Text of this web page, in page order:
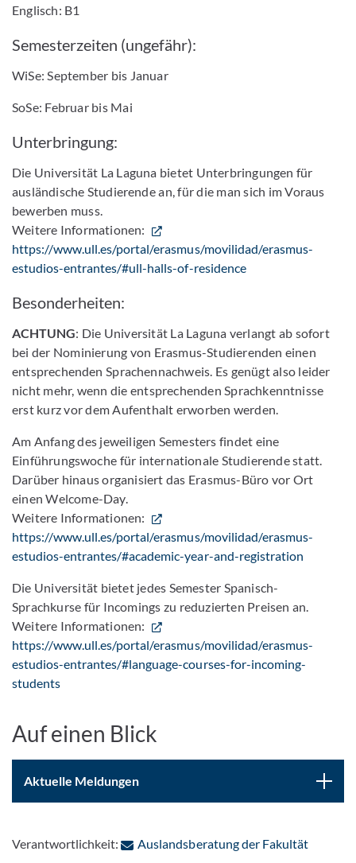
Englisch: B1
Semesterzeiten (ungefähr):
WiSe: September bis Januar
SoSe: Februar bis Mai
Unterbringung:
Die Universität La Laguna bietet Unterbringungen für
ausländische Studierende an, für die man sich im Voraus
bewerben muss.
Weitere Informationen:
https://www.ull.es/portal/erasmus/movilidad/erasmus-
estudios-entrantes/#ull-halls-of-residence
Besonderheiten:
ACHTUNG: Die Universität La Laguna verlangt ab sofort
bei der Nominierung von Erasmus-Studierenden einen
entsprechenden Sprachennachweis. Es genügt also leider
nicht mehr, wenn die entsprechenden Sprachkenntnisse
erst kurz vor dem Aufenthalt erworben werden.
Am Anfang des jeweiligen Semesters findet eine
Einführungswoche für internationale Studierende statt.
Darüber hinaus organisiert das Erasmus-Büro vor Ort
einen Welcome-Day.
Weitere Informationen:
https://www.ull.es/portal/erasmus/movilidad/erasmus-
estudios-entrantes/#academic-year-and-registration
Die Universität bietet jedes Semester Spanisch-
Sprachkurse für Incomings zu reduzierten Preisen an.
Weitere Informationen:
https://www.ull.es/portal/erasmus/movilidad/erasmus-
estudios-entrantes/#language-courses-for-incoming-
students
Auf einen Blick
Aktuelle Meldungen
Verantwortlichkeit: Auslandsberatung der Fakultät: Per E-